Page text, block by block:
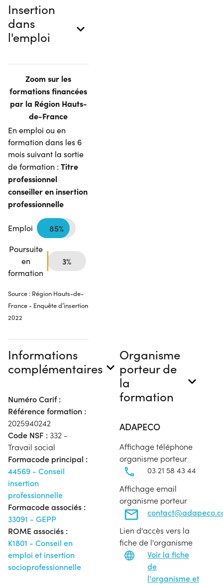
Insertion
dans
l'emploi
Zoom sur les
formations financées
par la Région Hauts-
de-France
En emploi ou en
formation dans les 6
mois suivant la sortie
de formation : Titre
professionnel
conseiller en insertion
professionnelle
Emploi 85%
Poursuite
en
formation
3%
Source : Région Hauts-de-
France - Enquête d’insertion
2022
Informations
complémentaires
Numéro Carif :
Référence formation :
2025940242
Code NSF : 332 -
Travail social
Formacode principal :
44569 - Conseil
insertion
professionnelle
Formacode associés :
33091 - GEPP
ROME associés :
K1801 - Conseil en
emploi et insertion
socioprofessionnelle
Organisme
porteur de
la
formation
ADAPECO
Affichage téléphone
organisme porteur
03 21 58 43 44
Affichage email
organisme porteur
Lien d'accès vers la
fiche de l'organisme
Voir la fiche
de
l'organisme et